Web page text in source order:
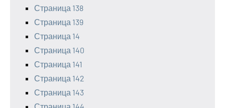
Страница 138
Страница 139
Страница 14
Страница 140
Страница 141
Страница 142
Страница 143